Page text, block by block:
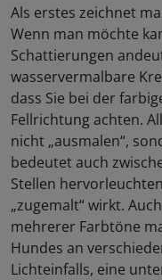
Als erstes zeichnet
Wenn man möchte
Schattierungen
wasservermalbare
dass Sie bei der
Fellrichtung achten.
nicht „ausmalen“,
bedeutet auch
Stellen
„zugemalt“ wirkt.
mehrerer Farbtöne
Hundes an
Lichteinfalls, eine